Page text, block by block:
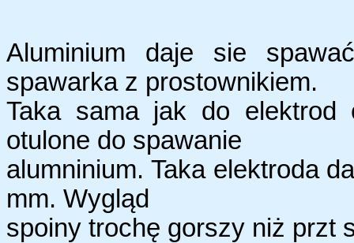
Aluminium daje sie
spawarka z prostownikiem.
Taka sama jak do elektrod
otulone do spawanie
alumninium. Taka elektroda
mm. Wygląd
spoiny trochę gorszy niż przt